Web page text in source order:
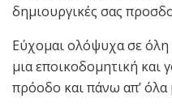
δημιουργικές σας
Εύχομαι ολόψυχα σε όλη
μια εποικοδομητική και
πρόοδο και πάνω απ’ όλα